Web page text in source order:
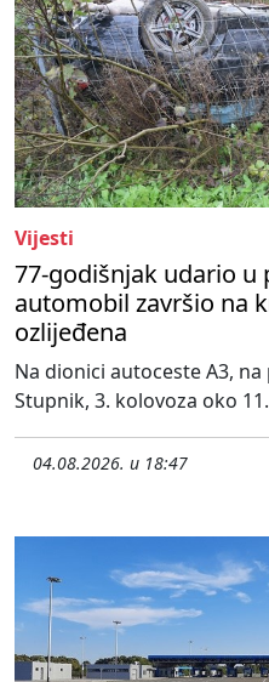
Vijesti
77-godišnjak udario u
automobil završio na
ozlijeđena
Na dionici autoceste A3,
Stupnik, 3. kolovoza oko
04.08.2026. u 18:47